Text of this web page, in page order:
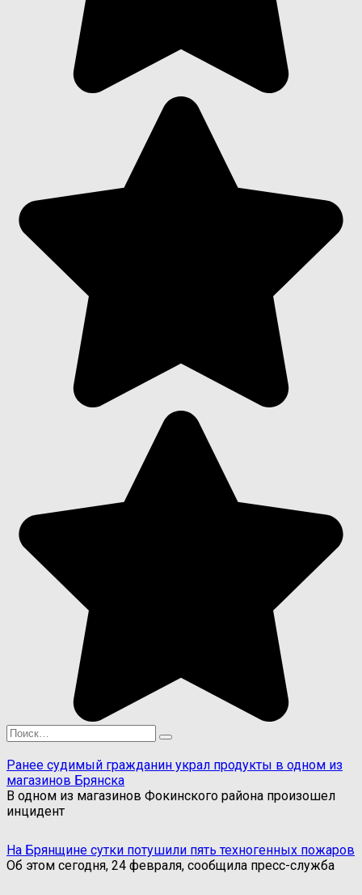
Search
for:
Ранее судимый гражданин украл продукты в одном из
магазинов Брянска
В одном из магазинов Фокинского района произошел
инцидент
На Брянщине сутки потушили пять техногенных пожаров
Об этом сегодня, 24 февраля, сообщила пресс-служба